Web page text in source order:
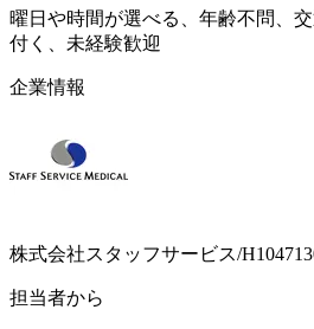
曜日や時間が選べる、年齢不問、
付く、未経験歓迎
企業情報
株式会社スタッフサービス/
担当者から